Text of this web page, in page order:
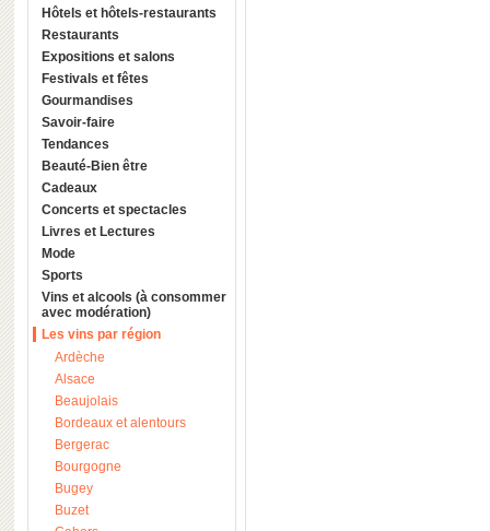
Hôtels et hôtels-restaurants
Restaurants
Expositions et salons
Festivals et fêtes
Gourmandises
Savoir-faire
Tendances
Beauté-Bien être
Cadeaux
Concerts et spectacles
Livres et Lectures
Mode
Sports
Vins et alcools (à consommer
avec modération)
Les vins par région
Ardèche
Alsace
Beaujolais
Bordeaux et alentours
Bergerac
Bourgogne
Bugey
Buzet